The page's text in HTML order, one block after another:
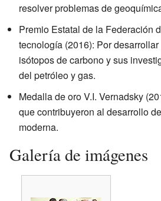
resolver problemas de
Premio Estatal de la Federación
tecnología (2016): Por
isótopos de carbono y sus
del petróleo y gas.
Medalla de oro V.I. Vernadsky
que contribuyeron al desarrollo
moderna.
Galería de imágenes